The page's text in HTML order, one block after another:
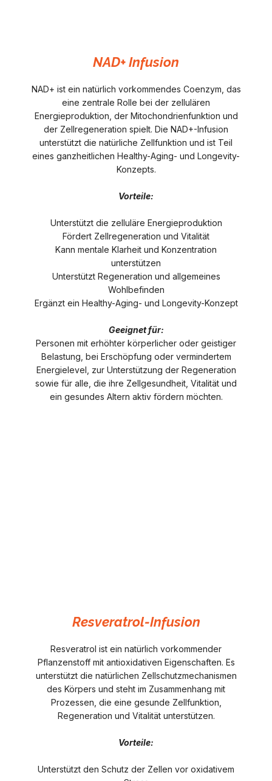
NAD+ Infusion
NAD+ ist ein natürlich vorkommendes Coenzym, das
eine zentrale Rolle bei der zellulären
Energieproduktion, der Mitochondrienfunktion und
der Zellregeneration spielt. Die NAD+-Infusion
unterstützt die natürliche Zellfunktion und ist Teil
eines ganzheitlichen Healthy-Aging- und Longevity-
Konzepts.
Vorteile:
Unterstützt die zelluläre Energieproduktion
Fördert Zellregeneration und Vitalität
Kann mentale Klarheit und Konzentration
unterstützen
Unterstützt Regeneration und allgemeines
Wohlbefinden
Ergänzt ein Healthy-Aging- und Longevity-Konzept
Geeignet für:
Personen mit erhöhter körperlicher oder geistiger
Belastung, bei Erschöpfung oder vermindertem
Energielevel, zur Unterstützung der Regeneration
sowie für alle, die ihre Zellgesundheit, Vitalität und
ein gesundes Altern aktiv fördern möchten.
Resveratrol-Infusion
Resveratrol ist ein natürlich vorkommender
Pflanzenstoff mit antioxidativen Eigenschaften. Es
unterstützt die natürlichen Zellschutzmechanismen
des Körpers und steht im Zusammenhang mit
Prozessen, die eine gesunde Zellfunktion,
Regeneration und Vitalität unterstützen.
Vorteile:
Unterstützt den Schutz der Zellen vor oxidativem